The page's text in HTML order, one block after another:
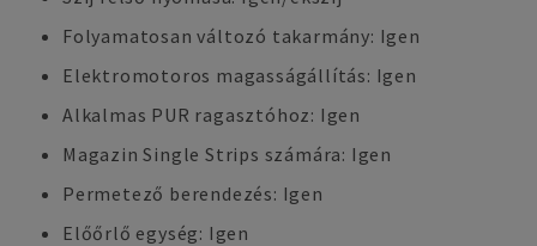
Folyamatosan változó takarmány: Igen
Elektromotoros magasságállítás: Igen
Alkalmas PUR ragasztóhoz: Igen
Magazin Single Strips számára: Igen
Permetező berendezés: Igen
Előőrlő egység: Igen